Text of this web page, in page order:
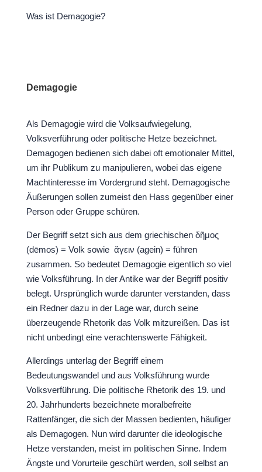
Was ist Demagogie?
Demagogie
Als Demagogie wird die Volksaufwiegelung,
Volksverführung oder politische Hetze bezeichnet.
Demagogen bedienen sich dabei oft emotionaler Mittel,
um ihr Publikum zu manipulieren, wobei das eigene
Machtinteresse im Vordergrund steht. Demagogische
Äußerungen sollen zumeist den Hass gegenüber einer
Person oder Gruppe schüren.
Der Begriff setzt sich aus dem griechischen δῆμος
(dēmos) = Volk sowie ἄγειν (agein) = führen
zusammen. So bedeutet Demagogie eigentlich so viel
wie Volksführung. In der Antike war der Begriff positiv
belegt. Ursprünglich wurde darunter verstanden, dass
ein Redner dazu in der Lage war, durch seine
überzeugende Rhetorik das Volk mitzureißen. Das ist
nicht unbedingt eine verachtenswerte Fähigkeit.
Allerdings unterlag der Begriff einem
Bedeutungswandel und aus Volksführung wurde
Volksverführung. Die politische Rhetorik des 19. und
20. Jahrhunderts bezeichnete moralbefreite
Rattenfänger, die sich der Massen bedienten, häufiger
als Demagogen. Nun wird darunter die ideologische
Hetze verstanden, meist im politischen Sinne. Indem
Ängste und Vorurteile geschürt werden, soll selbst an